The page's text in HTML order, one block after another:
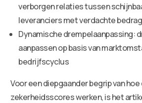
verborgen relaties tussen
leveranciers met verdachte
Dynamische drempelaanpassing:
aanpassen op basis van
bedrijfscyclus
Voor een diepgaander begrip van
zekerheidsscores werken, is het